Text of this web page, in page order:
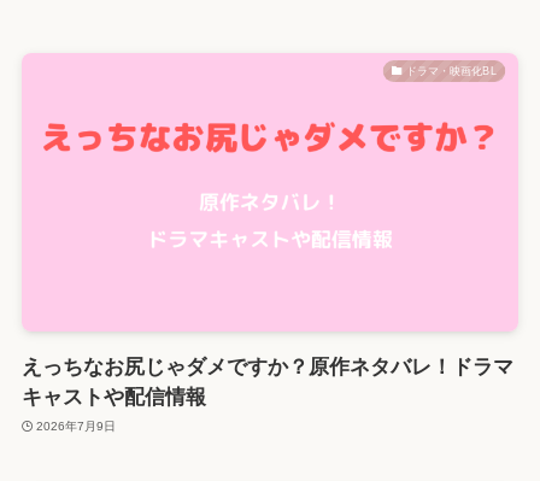
ドラマ・映画化BL
えっちなお尻じゃダメですか？原作ネタバレ！ドラマ
キャストや配信情報
2026年7月9日